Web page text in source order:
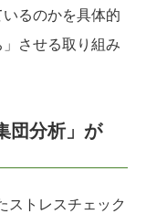
るのかを具体的
させる取り組み
団分析」が
ストレスチェック